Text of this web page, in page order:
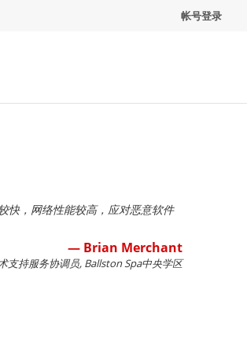
帐号登录
快，网络性能较高，应对恶意软件
— Brian Merchant
支持服务协调员, Ballston Spa中央学区